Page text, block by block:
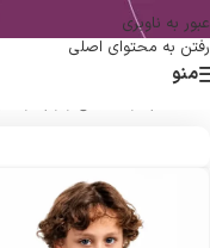
عبور به ناوبری
رفتن به محتوای اصلی
منو